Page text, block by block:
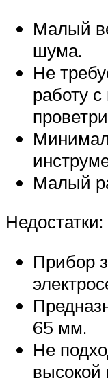
Малый
шума.
Не
работу
Малый
Недостатки:
Прибор
65 мм.
Не
высокой